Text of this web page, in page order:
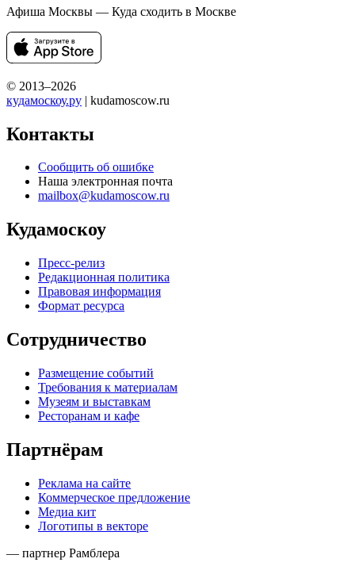
Афиша Москвы — Куда сходить в Москве
© 2013–2026
кудамоскоу.ру | kudamoscow.ru
Контакты
Сообщить об ошибке
Наша электронная почта
mailbox@kudamoscow.ru
Кудамоскоу
Пресс-релиз
Редакционная политика
Правовая информация
Формат ресурса
Сотрудничество
Размещение событий
Требования к материалам
Музеям и выставкам
Ресторанам и кафе
Партнёрам
Реклама на сайте
Коммерческое предложение
Медиа кит
Логотипы в векторе
— партнер Рамблера